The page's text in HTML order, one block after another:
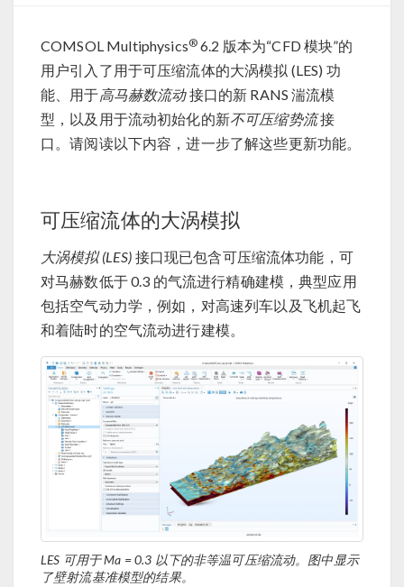
COMSOL Multiphysics® 6.2 版本为“CFD 模块”的
用户引入了用于可压缩流体的大涡模拟 (LES) 功
能、用于高马赫数流动接口的新 RANS 湍流模
型，以及用于流动初始化的新不可压缩势流接
口。请阅读以下内容，进一步了解这些更新功能。
可压缩流体的大涡模拟
大涡模拟 (LES) 接口现已包含可压缩流体功能，可
对马赫数低于 0.3 的气流进行精确建模，典型应用
包括空气动力学，例如，对高速列车以及飞机起飞
和着陆时的空气流动进行建模。
LES 可用于 Ma = 0.3 以下的非等温可压缩流动。图中显示
了壁射流基准模型的结果。